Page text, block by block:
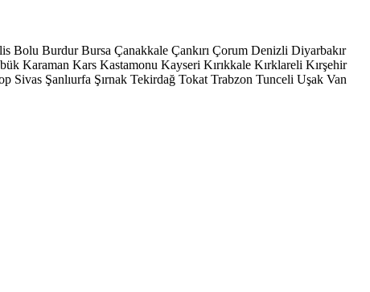
Bolu Burdur Bursa Çanakkale Çankırı Çorum Denizli Diyarbakır
Karaman Kars Kastamonu Kayseri Kırıkkale Kırklareli Kırşehir
Sivas Şanlıurfa Şırnak Tekirdağ Tokat Trabzon Tunceli Uşak Van